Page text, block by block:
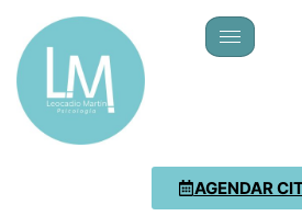
AGENDAR